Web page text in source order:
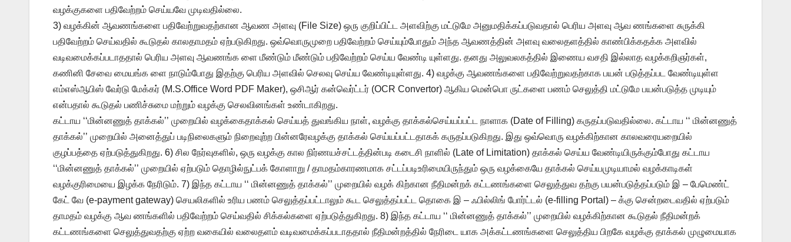
வழக்குகளை பதிவேற்றம் செய்யவே முடிவதில்லை.
3) வழக்கின் ஆவணங்களை பதிவேற்றுவதற்கான ஆவண அளவு (File Size) ஒரு குறிப்பிட்ட அளவிற்கு மட்டுமே அனுமதிக்கப்படுவதால் பெரிய அளவு ஆவ ணங்களை சுருக்கி
பதிவேற்றம் செய்வதில் கூடுதல் காலதாமதம் ஏற்படுகிறது. ஒவ்வொருமுறை பதிவேற்றம் செய்யும்போதும் அந்த ஆவணத்தின் அளவு வலைதளத்தில் காண்பிக்கதக்க அளவில்
வடிவமைக்கப்படாததால் பெரிய அளவு ஆவணங்க ளை மீண்டும் மீண்டும் பதிவேற்றம் செய்ய வேண்டி யுள்ளது. தனது அலுவலகத்தில் இணைய வசதி இல்லாத வழக்கறிஞர்கள்,
கணினி சேவை மையங்க ளை நாடும்போது இதற்கு பெரிய அளவில் செலவு செய்ய வேண்டியுள்ளது. 4) வழக்கு ஆவணங்களை பதிவேற்றுவதற்காக பயன் படுத்தப்பட வேண்டியுள்ள
எம்எஸ்ஆபிஸ் வேர்டு மேக்கர் (M.S.Office Word PDF Maker), ஒசிஆர் கன்வெர்ட்டர் (OCR Convertor) ஆகிய மென்பொ ருட்களை பணம் செலுத்தி மட்டுமே பயன்படுத்த முடியும்
என்பதால் கூடுதல் பணிச்சுமை மற்றும் வழக்கு செலவினங்கள் உண்டாகிறது.
கட்டாய ‘‘மின்னணுத் தாக்கல்’’ முறையில் வழக்கைதாக்கல் செய்யத் துவங்கிய நாள், வழக்கு தாக்கல்செய்யப்பட்ட நாளாக (Date of Filling) கருதப்படுவதில்லை. கட்டாய ‘‘ மின்னணுத்
தாக்கல்’’ முறையில் அனைத்துப் படிநிலைகளும் நிறைவுற்ற பின்னரேவழக்கு தாக்கல் செய்யப்பட்டதாகக் கருதப்படுகிறது. இது ஒவ்வொரு வழக்கிற்கான காலவரையறையில்
குழப்பத்தை ஏற்படுத்துகிறது. 6) சில நேர்வுகளில், ஒரு வழக்கு கால நிர்ணயச்சட்டத்தின்படி கடைசி நாளில் (Late of Limitation) தாக்கல் செய்ய வேண்டியிருக்கும்போது கட்டாய
‘‘மின்னணுத் தாக்கல்’’ முறையில் ஏற்படும் தொழில்நுட்பக் கோளாறு / தாமதம்காரணமாக சட்டப்படிஉரிமையிருந்தும் ஒரு வழக்கையே தாக்கல் செய்யமுடியாமல் வழக்காடிகள்
வழக்குரிமையை இழக்க நேரிடும். 7) இந்த கட்டாய ‘‘ மின்னணுத் தாக்கல்’’ முறையில் வழக் கிற்கான நீதிமன்றக் கட்டணங்களை செலுத்துவ தற்கு பயன்படுத்தப்படும் இ – பேமெண்ட்
கேட் வே (e-payment gateway) செயலிகளில் உரிய பணம் செலுத்தப்பட்டாலும் கூட செலுத்தப்பட்ட தொகை இ – ஃபில்லிங் போர்ட்டல் (e-filling Portal) – க்கு சென்றடைவதில் ஏற்படும்
தாமதம் வழக்கு ஆவ ணங்களில் பதிவேற்றம் செய்வதில் சிக்கல்களை ஏற்படுத்துகிறது. 8) இந்த கட்டாய ‘‘ மின்னணுத் தாக்கல்’’ முறையில் வழக்கிற்கான கூடுதல் நீதிமன்றக்
கட்டணங்களை செலுத்துவதற்கு ஏற்ற வகையில் வலைதளம் வடிவமைக்கப்படாததால் நீதிமன்றத்தில் நேரிடை யாக அக்கட்டணங்களை செலுத்திய பிறகே வழக்கு தாக்கல் முழுமையாக